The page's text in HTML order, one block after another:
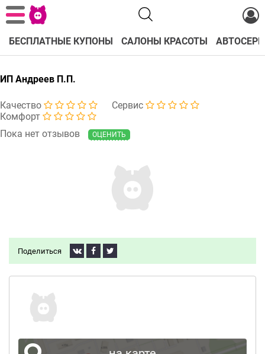
БЕСПЛАТНЫЕ КУПОНЫ САЛОНЫ КРАСОТЫ
ИП Андреев П.П.
Качество
Сервис
Комфорт
Пока нет отзывов
ОЦЕНИТЬ
Поделиться